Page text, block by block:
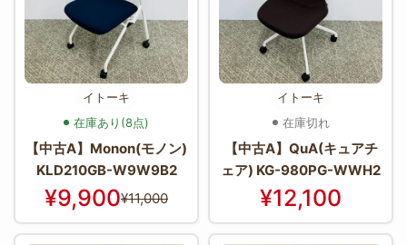
イトーキ
在庫あり(8点)
【中古A】Monon(モノン)
KLD210GB-W9W9B2
¥9,900¥11,000
イトーキ
在庫切れ
【中古A】QuA(キュアチ
ェア) KG-980PG-WWH2
¥12,100